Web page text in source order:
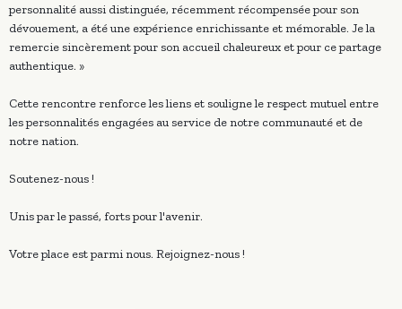
personnalité aussi distinguée, récemment récompensée pour son
dévouement, a été une expérience enrichissante et mémorable. Je la
remercie sincèrement pour son accueil chaleureux et pour ce partage
authentique. »
Cette rencontre renforce les liens et souligne le respect mutuel entre
les personnalités engagées au service de notre communauté et de
notre nation.
Soutenez-nous !
Unis par le passé, forts pour l'avenir.
Votre place est parmi nous. Rejoignez-nous !